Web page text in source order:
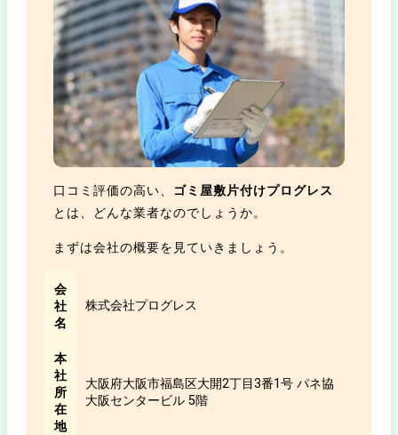
口コミ評価の高い、
ゴミ屋敷片付けプログレス
とは、どんな業者なのでしょうか。
まずは会社の概要を見ていきましょう。
会
社
名
株式会社プログレス
本
社
所
在
地
大阪府大阪市福島区大開2丁目3番1号 パネ協
大阪センタービル 5階